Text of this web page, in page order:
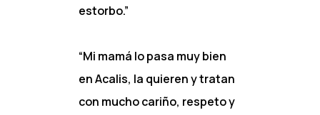
estorbo.”
“Mi mamá lo pasa muy bien
en Acalis, la quieren y tratan
con mucho cariño, respeto y